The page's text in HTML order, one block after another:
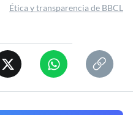
Ética y transparencia de BBCL